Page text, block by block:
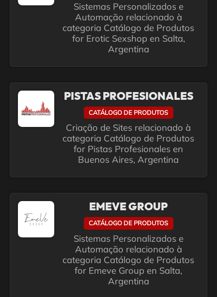
Sistemas Personalizados e
Automação relacionado à
categoria Catálogo de Produtos
for Erotic Sexshop en Salta,
Argentina
PISTAS PROFESIONALES
CATÁLOGO DE PRODUTOS
Criação de Sites relacionado à
categoria Catálogo de Produtos
for Pistas Profesionales en
Buenos Aires, Argentina
EMEVE GROUP
CATÁLOGO DE PRODUTOS
Sistemas Personalizados e
Automação relacionado à
categoria Catálogo de Produtos
for Emeve Group en Salta,
Argentina